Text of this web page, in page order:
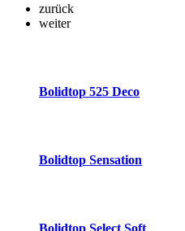
zurück
weiter
Bolidtop 525 Deco
Bolidtop Sensation
Bolidtop Select Soft